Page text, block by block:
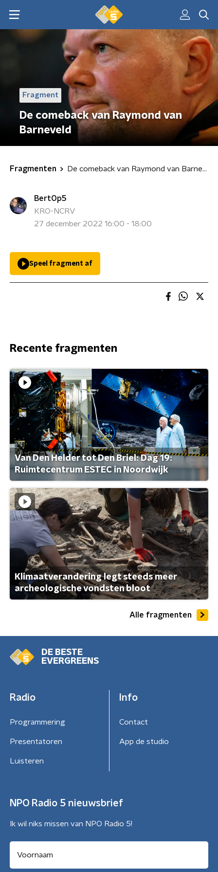
Fragment
De comeback van Raymond van
Barneveld
Fragmenten De comeback van Raymond van Barneveld
BertOp5
KRO-NCRV
27 december 2022 16:00 - 18:00
Speel fragment af
Recente fragmenten
Van Den Helder tot Den Briel: Dag 19:
Ruimtecentrum ESTEC in Noordwijk
Klimaatverandering legt steeds meer
archeologische vondsten bloot
Alle fragmenten
DE BESTE
EVERGREENS
Radio
Programmering
Presentatoren
Luisteren
Info
Contact
App de studio
NPO Radio 5 nieuwsbrief
Ik wil niks missen van NPO Radio 5!